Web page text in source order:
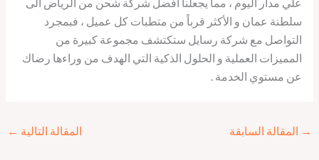
علي مدار اليوم ، مما يجعلنا افضل شركة شحن من الرياض الى
سلطنة عمان و الأكثر قرباً من متطبات كل عميل ، فبمجرد
التواصل مع شركة رسايل ستكتشف مجموعة كبيرة من
المميزات العملية و الحلول الذكية التي الهدف من وراءها رضاك
عن مستوي الخدمة .
→ المقالة السابقة المقالة التالية ←